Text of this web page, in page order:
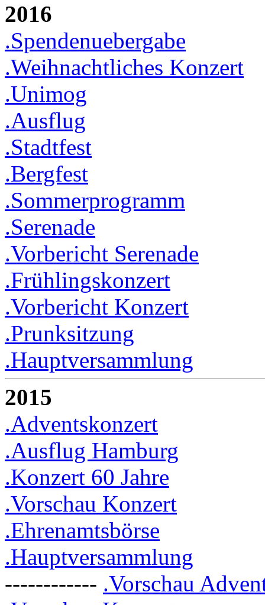
2016
.Spendenuebergabe
.Weihnachtliches Konzert
.Unimog
.Ausflug
.Stadtfest
.Bergfest
.Sommerprogramm
.Serenade
.Vorbericht Serenade
.Frühlingskonzert
.Vorbericht Konzert
.Prunksitzung
.Hauptversammlung
2015
.Adventskonzert
.Ausflug Hamburg
.Konzert 60 Jahre
.Vorschau Konzert
.Ehrenamtsbörse
.Hauptversammlung
------------ .Vorschau